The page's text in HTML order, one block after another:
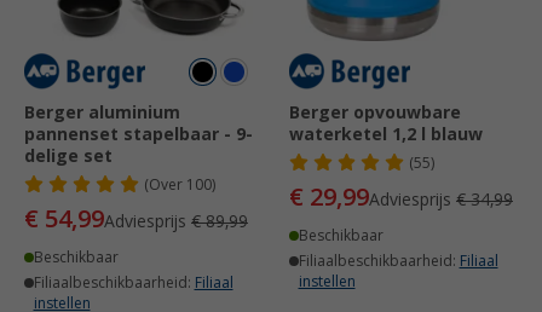
Berger aluminium
pannenset stapelbaar - 9-
delige set
(Over100)
€ 54,99Adviesprijs € 89,99
Beschikbaar
Filiaalbeschikbaarheid: Filiaal
instellen
Berger opvouwbare
waterketel 1,2 l blauw
(55)
€ 29,99Adviesprijs € 34,99
Beschikbaar
Filiaalbeschikbaarheid: Filiaal
instellen